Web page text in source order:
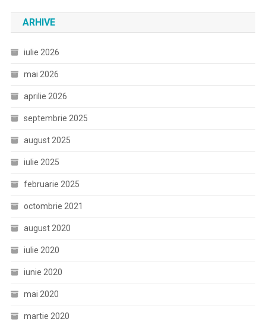
ARHIVE
iulie 2026
mai 2026
aprilie 2026
septembrie 2025
august 2025
iulie 2025
februarie 2025
octombrie 2021
august 2020
iulie 2020
iunie 2020
mai 2020
martie 2020